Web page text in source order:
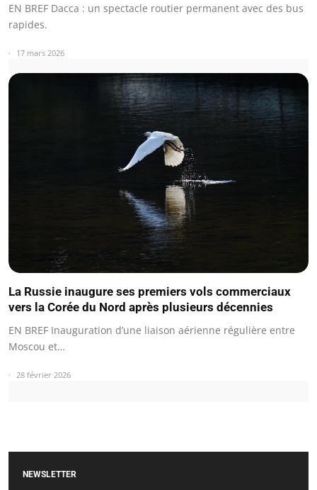
EN BREF Dacca : un spectacle routier permanent avec des bus
rapides.
17 mars 2026
La Russie inaugure ses premiers vols commerciaux
vers la Corée du Nord après plusieurs décennies
EN BREF Inauguration d’une liaison aérienne régulière entre
Moscou et…
28 février 2026
NEWSLETTER